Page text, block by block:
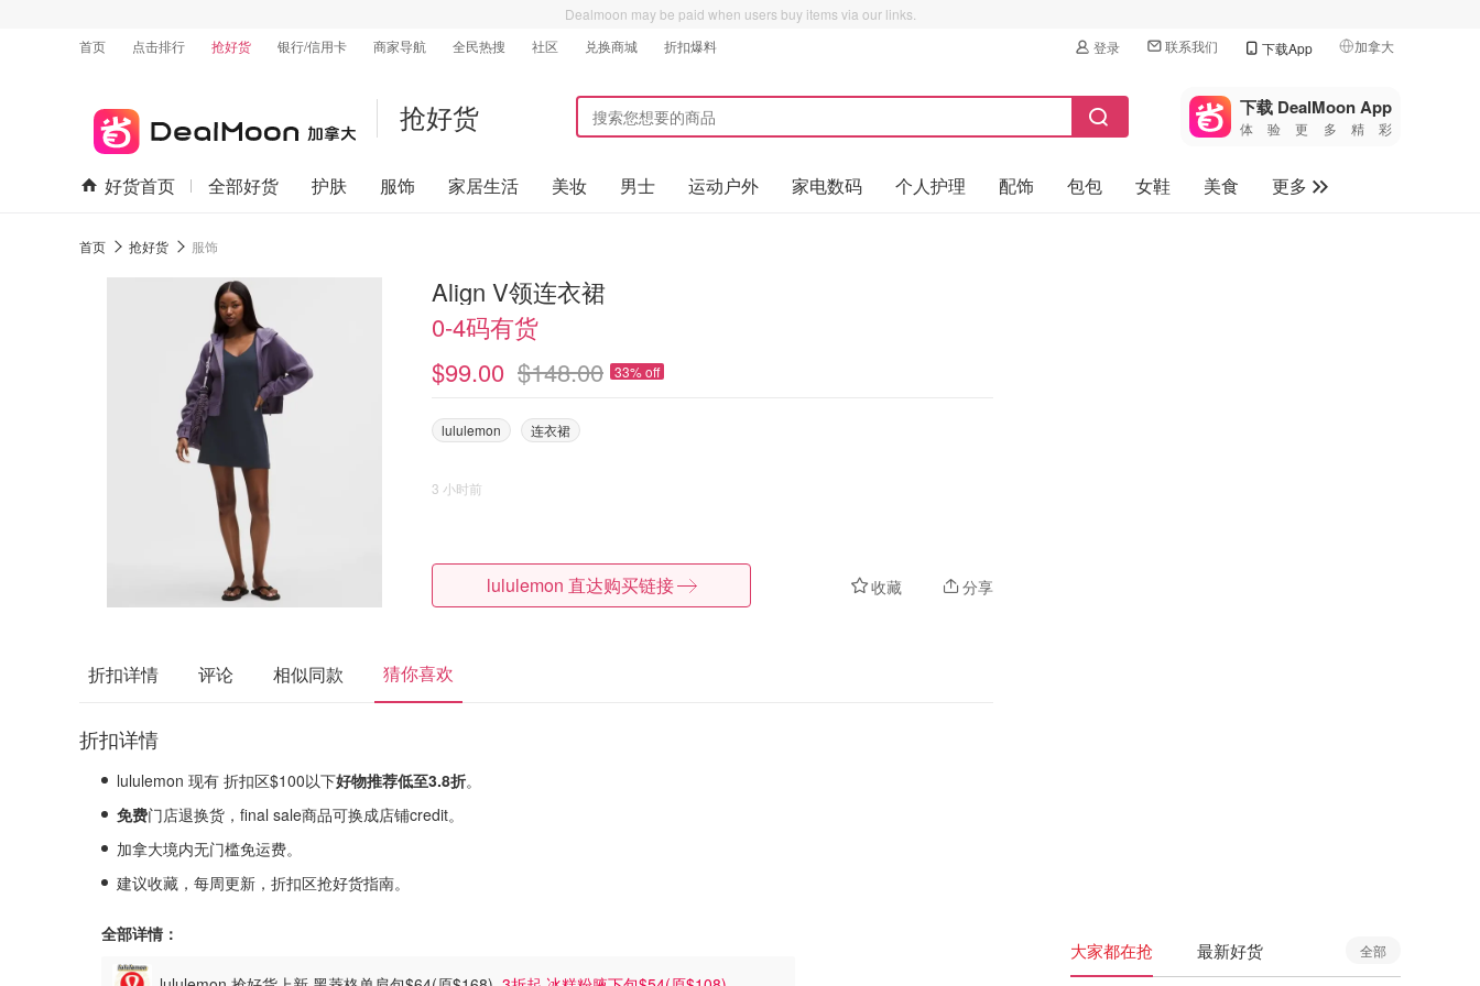
Dealmoon may be paid when users buy items via our links.
首页
点击排行 抢好货 银行/信用卡 商家导航 全民热搜 社区 兑换商城 折扣爆料 登录 联系我们 下载App 加拿大
🇺🇸
美国
🇨🇳中国
🇨🇦加拿大
抢好货 下载 DealMoon App
体验更多精彩
好货首页 全部好货 护肤 服饰 家居生活 美妆 男士 运动户外 家电数码 个人护理 配饰 包包 女鞋 美食
更多
首页 抢好货 服饰
Align V领连衣裙
0-4码有货
$99.00 $148.00 33% off
lululemon 连衣裙
3 小时前
收藏 分享
lululemon 直达购买链接
折扣详情 评论 相似同款 猜你喜欢
折扣详情
lululemon 现有 折扣区$100以下好物推荐低至3.8折。
免费门店退换货，final sale商品可换成店铺credit。
加拿大境内无门槛免运费。
建议收藏，每周更新，折扣区抢好货指南。
全部详情：
大家都在抢 最新好货 全部